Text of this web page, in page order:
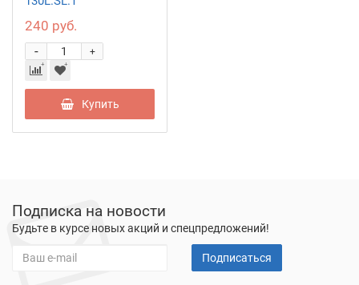
240 руб.
+
-
Купить
Подписка на новости
Будьте в курсе новых акций и спецпредложений!
Подписаться